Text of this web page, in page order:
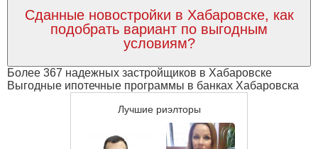
Сданные новостройки в Хабаровске, как
подобрать вариант по выгодным
условиям?
Более 367 надежных застройщиков в Хабаровске
Выгодные ипотечные программы в банках Хабаровска
Лучшие риэлторы